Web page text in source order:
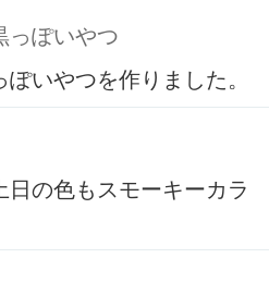
っぽいやつ
いやつを作りました。
日の色もスモーキーカラ